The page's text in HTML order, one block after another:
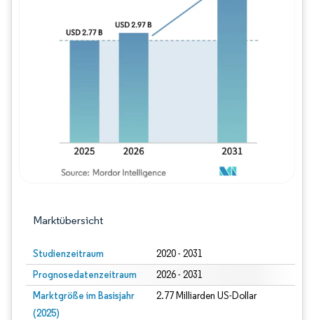
Marktübersicht
Studienzeitraum 2020 - 2031
Prognosedatenzeitraum 2026 - 2031
Marktgröße im Basisjahr
(2025)
2.77 Milliarden US-Dollar